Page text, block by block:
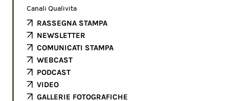
Canali Qualivita
RASSEGNA STAMPA
NEWSLETTER
COMUNICATI STAMPA
WEBCAST
PODCAST
VIDEO
GALLERIE FOTOGRAFICHE